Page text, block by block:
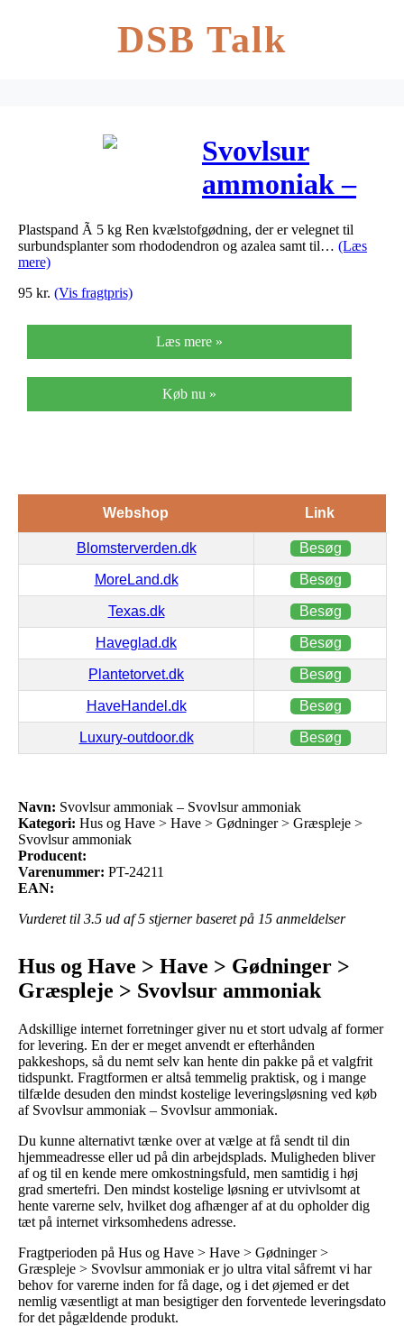
DSB Talk
Svovlsur
ammoniak –
Svovlsur
ammoniak
Plastspand Ã 5 kg Ren kvælstofgødning, der er velegnet til
surbundsplanter som rhododendron og azalea samt til… (Læs
mere)
95 kr. (Vis fragtpris)
Læs mere »
Køb nu »
Webshop Link
Blomsterverden.dk Besøg
MoreLand.dk Besøg
Texas.dk Besøg
Haveglad.dk Besøg
Plantetorvet.dk Besøg
HaveHandel.dk Besøg
Luxury-outdoor.dk Besøg
Navn: Svovlsur ammoniak – Svovlsur ammoniak
Kategori: Hus og Have > Have > Gødninger > Græspleje >
Svovlsur ammoniak
Producent:
Varenummer: PT-24211
EAN:
Vurderet til 3.5 ud af 5 stjerner baseret på 15 anmeldelser
Hus og Have > Have > Gødninger >
Græspleje > Svovlsur ammoniak
Adskillige internet forretninger giver nu et stort udvalg af former
for levering. En der er meget anvendt er efterhånden
pakkeshops, så du nemt selv kan hente din pakke på et valgfrit
tidspunkt. Fragtformen er altså temmelig praktisk, og i mange
tilfælde desuden den mindst kostelige leveringsløsning ved køb
af Svovlsur ammoniak – Svovlsur ammoniak.
Du kunne alternativt tænke over at vælge at få sendt til din
hjemmeadresse eller ud på din arbejdsplads. Muligheden bliver
af og til en kende mere omkostningsfuld, men samtidig i høj
grad smertefri. Den mindst kostelige løsning er utvivlsomt at
hente varerne selv, hvilket dog afhænger af at du opholder dig
tæt på internet virksomhedens adresse.
Fragtperioden på Hus og Have > Have > Gødninger >
Græspleje > Svovlsur ammoniak er jo ultra vital såfremt vi har
behov for varerne inden for få dage, og i det øjemed er det
nemlig væsentligt at man besigtiger den forventede leveringsdato
for det pågældende produkt.